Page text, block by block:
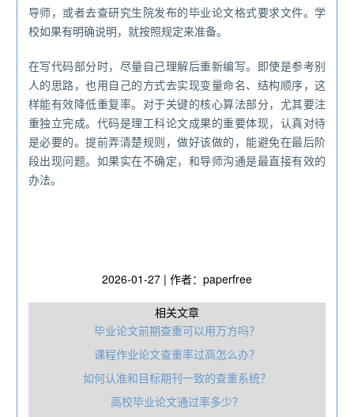
导师，或者去查研究生院发布的毕业论文格式要求文件。学
校如果有明确说明，就按照规定来准备。
在写代码部分时，尽量自己理解后重新编写。即使是参考别
人的思路，也用自己的方式去实现变量命名、结构顺序，这
样能有效降低重复率。对于关键的核心算法部分，尤其要注
重独立完成。代码是理工科论文成果的重要体现，认真对待
是必要的。提前弄清楚规则，做好该做的，能避免在最后阶
段出现问题。如果实在不确定，和导师沟通是最直接有效的
办法。
2026-01-27 | 作者：paperfree
相关文章
毕业论文前期查重可以用万方吗？
课程作业论文查重率过高怎么办？
如何认准和目标期刊一致的查重系统？
高校毕业论文通过率多少？